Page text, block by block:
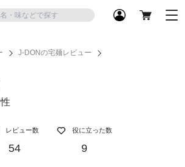
J-DONの宅麺レビュー
レビュー数
54
役に立った数
9